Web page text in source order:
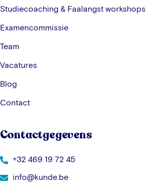
Studiecoaching & Faalangst workshops
Examencommissie
Team
Vacatures
Blog
Contact
Contactgegevens
+32 469 19 72 45
info@kunde.be